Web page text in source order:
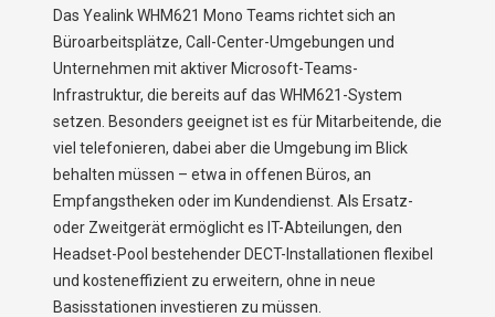
Das Yealink WHM621 Mono Teams richtet sich an
Büroarbeitsplätze, Call-Center-Umgebungen und
Unternehmen mit aktiver Microsoft-Teams-
Infrastruktur, die bereits auf das WHM621-System
setzen. Besonders geeignet ist es für Mitarbeitende, die
viel telefonieren, dabei aber die Umgebung im Blick
behalten müssen – etwa in offenen Büros, an
Empfangstheken oder im Kundendienst. Als Ersatz-
oder Zweitgerät ermöglicht es IT-Abteilungen, den
Headset-Pool bestehender DECT-Installationen flexibel
und kosteneffizient zu erweitern, ohne in neue
Basisstationen investieren zu müssen.